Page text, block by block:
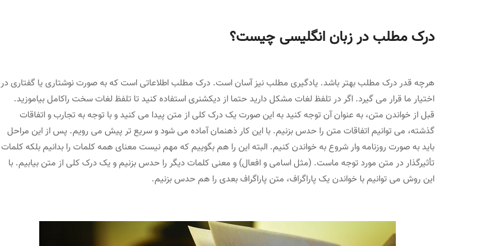
درک مطلب در زبان انگلیسی چیست؟
هرچه قدر درک مطلب بهتر باشد. یادگیری مطلب نیز آسان است. درک مطلب اطلاعاتی است که به صورت نوشتاری یا گفتاری در
اختیار ما قرار می گیرد. اگر در تلفظ لغات مشکل دارید حتما از دیکشنری استفاده کنید تا تلفظ لغات سخت راکامل بیاموزید.
قبل از خواندن متن، به عنوان آن توجه کنید به این صورت یک درک کلی از متن پیدا می کنید و با توجه به تجارب و اتفاقات
گذشته، می توانیم اتفاقات متن را حدس بزنیم. با این کار ذهنمان آماده می شود و سریع تر پیش می رویم. پس از این مراحل
باید به صورت روزنامه وار شروع به خواندن کنیم. البته این را هم بگوییم که مهم نیست معنای همه کلمات را بدانیم بلکه کلمات
تأثیرگذار در متن مورد توجه ماست. (مثل اسامی و افعال) و معنی کلمات دیگر را حدس بزنیم و یک درک کلی از متن بیابیم. با
این روش می توانیم با خواندن یک پاراگراف، متن پاراگراف بعدی را هم حدس بزنیم.